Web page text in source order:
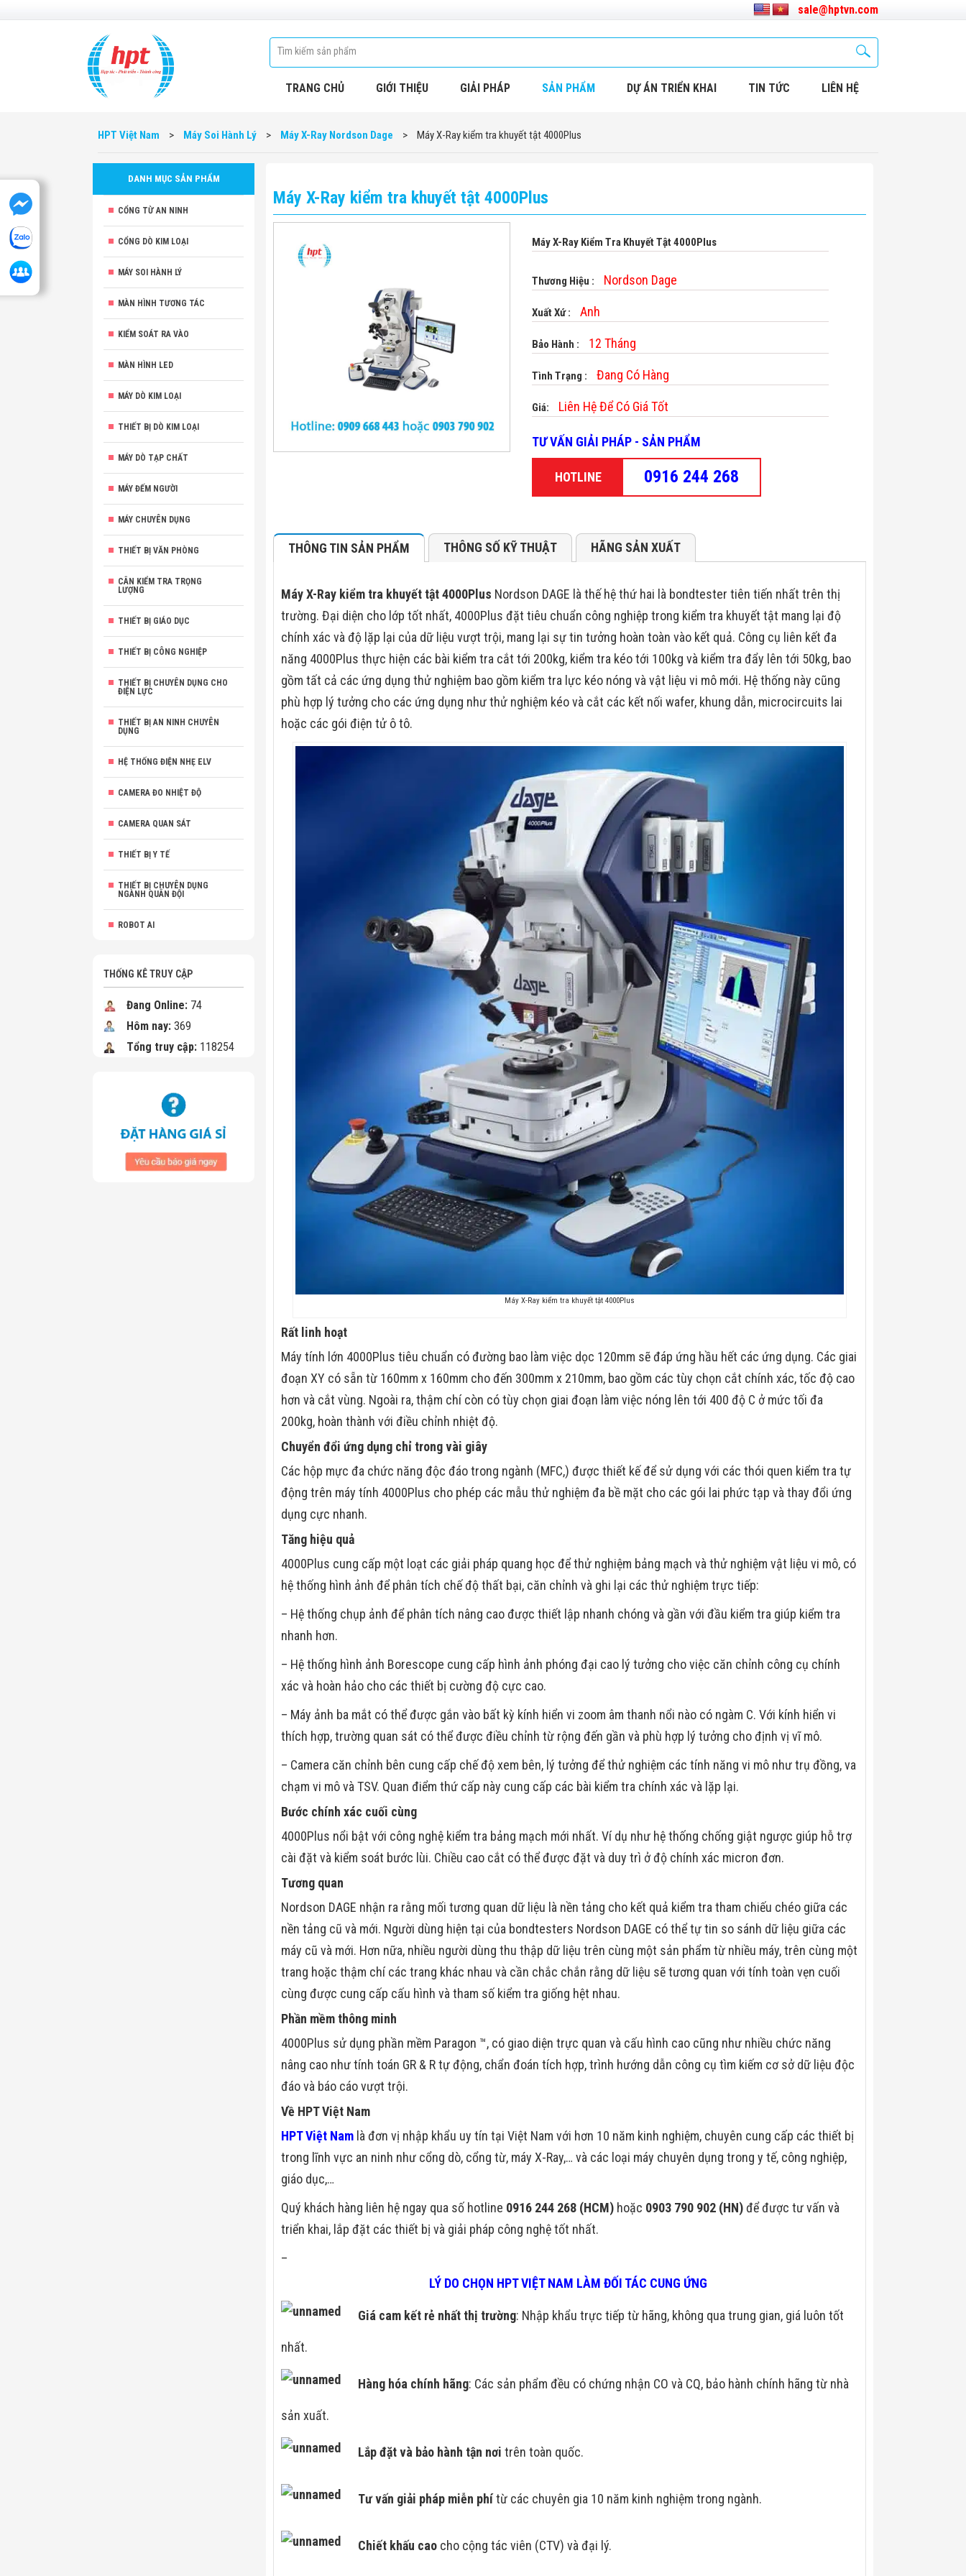
sale@hptvn.com
TRANG CHỦ GIỚI THIỆU GIẢI PHÁP SẢN PHẨM DỰ ÁN TRIỂN KHAI TIN TỨC LIÊN HỆ
HPT Việt Nam > Máy Soi Hành Lý > Máy X-Ray Nordson Dage > Máy X-Ray kiểm tra khuyết tật 4000Plus
DANH MỤC SẢN PHẨM
CỔNG TỪ AN NINH
CỔNG DÒ KIM LOẠI
MÁY SOI HÀNH LÝ
MÀN HÌNH TƯƠNG TÁC
KIỂM SOÁT RA VÀO
MÀN HÌNH LED
MÁY DÒ KIM LOẠI
THIẾT BỊ DÒ KIM LOẠI
MÁY DÒ TẠP CHẤT
MÁY ĐẾM NGƯỜI
MÁY CHUYÊN DỤNG
THIẾT BỊ VĂN PHÒNG
CÂN KIỂM TRA TRỌNG
LƯỢNG
THIẾT BỊ GIÁO DỤC
THIẾT BỊ CÔNG NGHIỆP
THIẾT BỊ CHUYÊN DỤNG CHO
ĐIỆN LỰC
THIẾT BỊ AN NINH CHUYÊN
DỤNG
HỆ THỐNG ĐIỆN NHẸ ELV
CAMERA ĐO NHIỆT ĐỘ
CAMERA QUAN SÁT
THIẾT BỊ Y TẾ
THIẾT BỊ CHUYÊN DỤNG
NGÀNH QUÂN ĐỘI
ROBOT AI
THỐNG KÊ TRUY CẬP
Đang Online: 74
Hôm nay: 369
Tổng truy cập: 118254
Máy X-Ray kiểm tra khuyết tật 4000Plus
Máy X-Ray Kiểm Tra Khuyết Tật 4000Plus
Thương Hiệu : Nordson Dage
Xuất Xứ : Anh
Bảo Hành : 12 Tháng
Tình Trạng : Đang Có Hàng
Giá: Liên Hệ Để Có Giá Tốt
TƯ VẤN GIẢI PHÁP - SẢN PHẨM
HOTLINE 0916 244 268
THÔNG TIN SẢN PHẨM THÔNG SỐ KỸ THUẬT HÃNG SẢN XUẤT
Máy X-Ray kiểm tra khuyết tật 4000Plus Nordson DAGE là thế hệ thứ hai là bondtester tiên tiến nhất trên thị
trường. Đại diện cho lớp tốt nhất, 4000Plus đặt tiêu chuẩn công nghiệp trong kiểm tra khuyết tật mang lại độ
chính xác và độ lặp lại của dữ liệu vượt trội, mang lại sự tin tưởng hoàn toàn vào kết quả. Công cụ liên kết đa
năng 4000Plus thực hiện các bài kiểm tra cắt tới 200kg, kiểm tra kéo tới 100kg và kiểm tra đẩy lên tới 50kg, bao
gồm tất cả các ứng dụng thử nghiệm bao gồm kiểm tra lực kéo nóng và vật liệu vi mô mới. Hệ thống này cũng
phù hợp lý tưởng cho các ứng dụng như thử nghiệm kéo và cắt các kết nối wafer, khung dẫn, microcircuits lai
hoặc các gói điện tử ô tô.
Máy X-Ray kiểm tra khuyết tật 4000Plus
Rất linh hoạt
Máy tính lớn 4000Plus tiêu chuẩn có đường bao làm việc dọc 120mm sẽ đáp ứng hầu hết các ứng dụng. Các giai
đoạn XY có sẵn từ 160mm x 160mm cho đến 300mm x 210mm, bao gồm các tùy chọn cắt chính xác, tốc độ cao
hơn và cắt vùng. Ngoài ra, thậm chí còn có tùy chọn giai đoạn làm việc nóng lên tới 400 độ C ở mức tối đa
200kg, hoàn thành với điều chỉnh nhiệt độ.
Chuyển đổi ứng dụng chỉ trong vài giây
Các hộp mực đa chức năng độc đáo trong ngành (MFC,) được thiết kế để sử dụng với các thói quen kiểm tra tự
động trên máy tính 4000Plus cho phép các mẫu thử nghiệm đa bề mặt cho các gói lai phức tạp và thay đổi ứng
dụng cực nhanh.
Tăng hiệu quả
4000Plus cung cấp một loạt các giải pháp quang học để thử nghiệm bảng mạch và thử nghiệm vật liệu vi mô, có
hệ thống hình ảnh để phân tích chế độ thất bại, căn chỉnh và ghi lại các thử nghiệm trực tiếp:
– Hệ thống chụp ảnh để phân tích nâng cao được thiết lập nhanh chóng và gần với đầu kiểm tra giúp kiểm tra
nhanh hơn.
– Hệ thống hình ảnh Borescope cung cấp hình ảnh phóng đại cao lý tưởng cho việc căn chỉnh công cụ chính
xác và hoàn hảo cho các thiết bị cường độ cực cao.
– Máy ảnh ba mắt có thể được gắn vào bất kỳ kính hiển vi zoom âm thanh nổi nào có ngàm C. Với kính hiển vi
thích hợp, trường quan sát có thể được điều chỉnh từ rộng đến gần và phù hợp lý tưởng cho định vị vĩ mô.
– Camera căn chỉnh bên cung cấp chế độ xem bên, lý tưởng để thử nghiệm các tính năng vi mô như trụ đồng, va
chạm vi mô và TSV. Quan điểm thứ cấp này cung cấp các bài kiểm tra chính xác và lặp lại.
Bước chính xác cuối cùng
4000Plus nổi bật với công nghệ kiểm tra bảng mạch mới nhất. Ví dụ như hệ thống chống giật ngược giúp hỗ trợ
cài đặt và kiểm soát bước lùi. Chiều cao cắt có thể được đặt và duy trì ở độ chính xác micron đơn.
Tương quan
Nordson DAGE nhận ra rằng mối tương quan dữ liệu là nền tảng cho kết quả kiểm tra tham chiếu chéo giữa các
nền tảng cũ và mới. Người dùng hiện tại của bondtesters Nordson DAGE có thể tự tin so sánh dữ liệu giữa các
máy cũ và mới. Hơn nữa, nhiều người dùng thu thập dữ liệu trên cùng một sản phẩm từ nhiều máy, trên cùng một
trang hoặc thậm chí các trang khác nhau và cần chắc chắn rằng dữ liệu sẽ tương quan với tính toàn vẹn cuối
cùng được cung cấp cấu hình và tham số kiểm tra giống hệt nhau.
Phần mềm thông minh
4000Plus sử dụng phần mềm Paragon ™, có giao diện trực quan và cấu hình cao cũng như nhiều chức năng
nâng cao như tính toán GR & R tự động, chẩn đoán tích hợp, trình hướng dẫn công cụ tìm kiếm cơ sở dữ liệu độc
đáo và báo cáo vượt trội.
Về HPT Việt Nam
HPT Việt Nam là đơn vị nhập khẩu uy tín tại Việt Nam với hơn 10 năm kinh nghiệm, chuyên cung cấp các thiết bị
trong lĩnh vực an ninh như cổng dò, cổng từ, máy X-Ray,… và các loại máy chuyên dụng trong y tế, công nghiệp,
giáo dục,…
Quý khách hàng liên hệ ngay qua số hotline 0916 244 268 (HCM) hoặc 0903 790 902 (HN)để được tư vấn và
triển khai, lắp đặt các thiết bị và giải pháp công nghệ tốt nhất.
–
LÝ DO CHỌN HPT VIỆT NAM LÀM ĐỐI TÁC CUNG ỨNG
Giá cam kết rẻ nhất thị trường: Nhập khẩu trực tiếp từ hãng, không qua trung gian, giá luôn tốt
nhất.
Hàng hóa chính hãng: Các sản phẩm đều có chứng nhận CO và CQ, bảo hành chính hãng từ nhà
sản xuất.
Lắp đặt và bảo hành tận nơi trên toàn quốc.
Tư vấn giải pháp miễn phítừ các chuyên gia 10 năm kinh nghiệm trong ngành.
Chiết khấu cao cho cộng tác viên (CTV) và đại lý.